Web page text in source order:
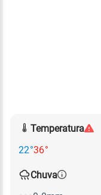
Temperatura
22°36°
Chuva